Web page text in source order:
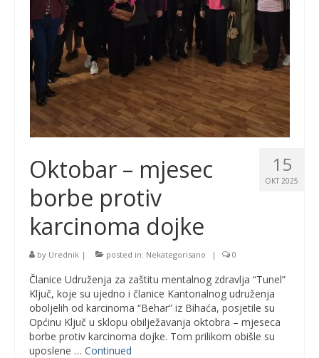
15
OKT 2025
Oktobar – mjesec
borbe protiv
karcinoma dojke
by Urednik | posted in: Nekategorisano | 0
Članice Udruženja za zaštitu mentalnog zdravlja “Tunel”
Ključ, koje su ujedno i članice Kantonalnog udruženja
oboljelih od karcinoma “Behar” iz Bihaća, posjetile su
Općinu Ključ u sklopu obilježavanja oktobra – mjeseca
borbe protiv karcinoma dojke. Tom prilikom obišle su
uposlene … Continued